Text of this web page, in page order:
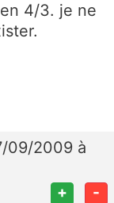
4/3. je ne
09/2009 à
+ -